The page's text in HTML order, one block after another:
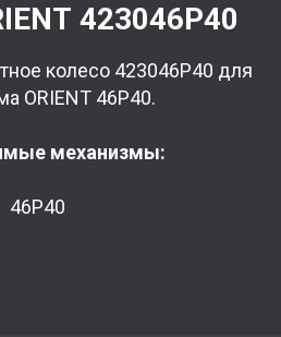
423046P40
колесо 423046P40 для
ORIENT 46P40.
механизмы:
46P40